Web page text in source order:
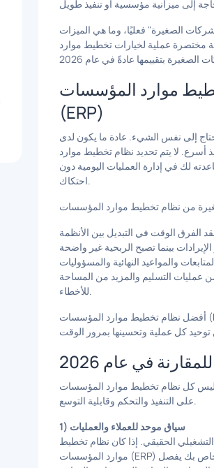
الصغيرة" فعليًا، وما هي الميزات
مختصرة عملية لخيارات تخطيط موارد
موارد المؤسسات
(ERP)
إلى نفس الشيء. عادة ما يكون لدى
لا يتم تحديد نظام تخطيط موارد
لك في إدارة العمليات اليومية دون
احتكاك.
عمليات التسليم والمزيد من المساحة
للأخطاء.
أفضل نظام تخطيط موارد المؤسسات (ERP) للشركات الصغيرة يقلل التعقيد بدلاً من إضافته. يجب أن يخلق مكانًا واحدًا يعمل فيه
في عام 2026
ليس كل نظام تخطيط موارد المؤسسات (ERP) مناسبًا للفرق الصغيرة. عند مقارنة الخيارات، ركز على القدرات التي لها أكبر تأثير
على التنفيذ والتحكم وقابلية التوسع.
1) سياق موحد للعملاء والعمليات
الحقيقي. إذا كان نظام تخطيط
موارد المؤسسات (ERP) الخاص بك يفصل "CRM" عن "التسليم"، فسينتهي بك الأمر بفجوات. ابحث عن نظام يتم فيه توصيل